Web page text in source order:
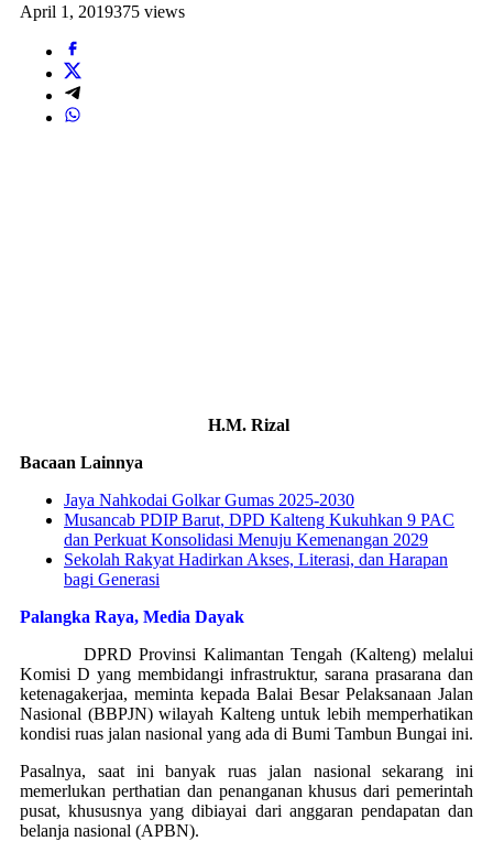
April 1, 2019375 views
H.M. Rizal
Bacaan Lainnya
Jaya Nahkodai Golkar Gumas 2025-2030
Musancab PDIP Barut, DPD Kalteng Kukuhkan 9 PAC
dan Perkuat Konsolidasi Menuju Kemenangan 2029
Sekolah Rakyat Hadirkan Akses, Literasi, dan Harapan
bagi Generasi
Palangka Raya, Media Dayak
DPRD Provinsi Kalimantan Tengah (Kalteng) melalui
Komisi D yang membidangi infrastruktur, sarana prasarana dan
ketenagakerjaa, meminta kepada Balai Besar Pelaksanaan Jalan
Nasional (BBPJN) wilayah Kalteng untuk lebih memperhatikan
kondisi ruas jalan nasional yang ada di Bumi Tambun Bungai ini.
Pasalnya, saat ini banyak ruas jalan nasional sekarang ini
memerlukan perthatian dan penanganan khusus dari pemerintah
pusat, khususnya yang dibiayai dari anggaran pendapatan dan
belanja nasional (APBN).